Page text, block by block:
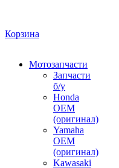
Корзина
Мотозапчасти
Запчасти
б/у
Honda
OEM
(оригинал)
Yamaha
OEM
(оригинал)
Kawasaki